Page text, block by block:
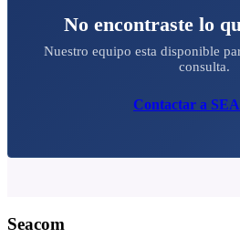
No encontraste lo
Nuestro equipo esta disponible
consulta.
Contactar a
Seacom